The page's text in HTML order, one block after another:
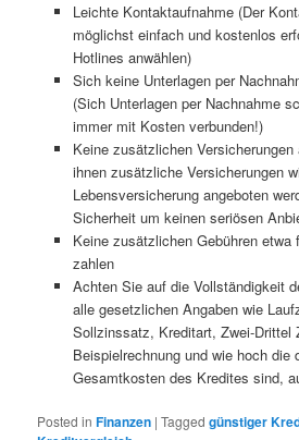
Leichte Kontaktaufnahme (Der
möglichst einfach und kostenlos
Hotlines anwählen)
Sich keine Unterlagen per
(Sich Unterlagen per Nachnahme
immer mit Kosten verbunden!)
Keine zusätzlichen
ihnen zusätzliche Versicherungen
Lebensversicherung angeboten
Sicherheit um keinen seriösen
Keine zusätzlichen Gebühren etwa
zahlen
Achten Sie auf die Vollständigkeit
alle gesetzlichen Angaben wie
Sollzinssatz, Kreditart, Zwei-Drittel
Beispielrechnung und wie hoch die
Gesamtkosten des Kredites sind,
Posted in Finanzen |Tagged günstiger